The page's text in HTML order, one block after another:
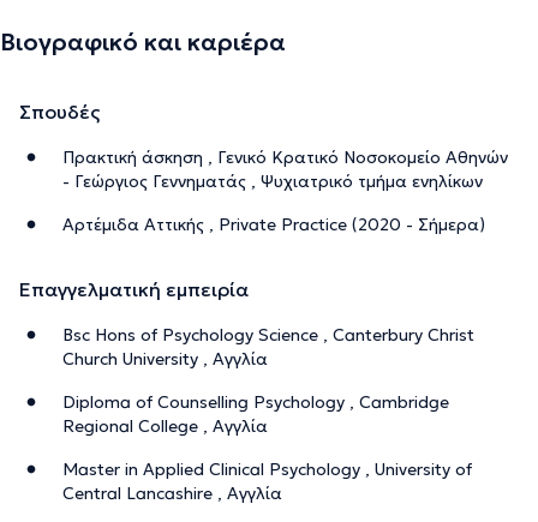
Βιογραφικό και καριέρα
Σπουδές
Πρακτική άσκηση , Γενικό Κρατικό Νοσοκομείο Αθηνών
- Γεώργιος Γεννηματάς , Ψυχιατρικό τμήμα ενηλίκων
Αρτέμιδα Αττικής , Private Practice (2020 - Σήμερα)
Επαγγελματική εμπειρία
Bsc Hons of Psychology Science , Canterbury Christ
Church University , Αγγλία
Diploma of Counselling Psychology , Cambridge
Regional College , Αγγλία
Master in Applied Clinical Psychology , University of
Central Lancashire , Αγγλία